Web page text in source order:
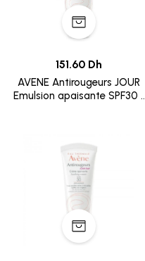
151.60 Dh
AVENE Antirougeurs JOUR
Emulsion apaisante SPF30 /